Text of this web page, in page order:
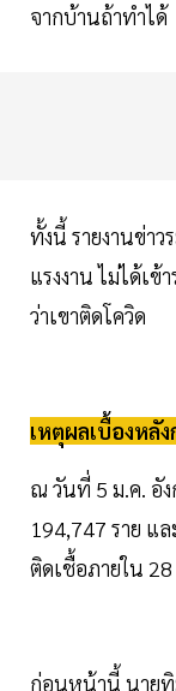
จากบ้านถ้าทำได้
ทั้งนี้ รายงานข่าว
แรงงาน ไม่ได้เข้
ว่าเขาติดโควิด
เหตุผลเบื้องหลั
ณ วันที่ 5 ม.ค. อั
194,747 ราย แ
ติดเชื้อภายใน
ก่อนหน้านี้ นายทิ